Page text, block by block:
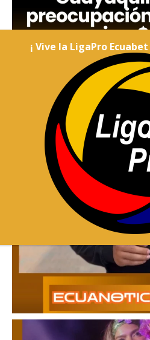
¡ Vive la LigaPro